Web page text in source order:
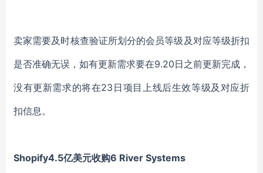
卖家需要及时核查验证所划分的会员等级及对应等级折扣
是否准确无误，如有更新需求要在9.20日之前更新完成，
没有更新需求的将在23日项目上线后生效等级及对应折
扣信息。
Shopify4.5亿美元收购6 River Systems